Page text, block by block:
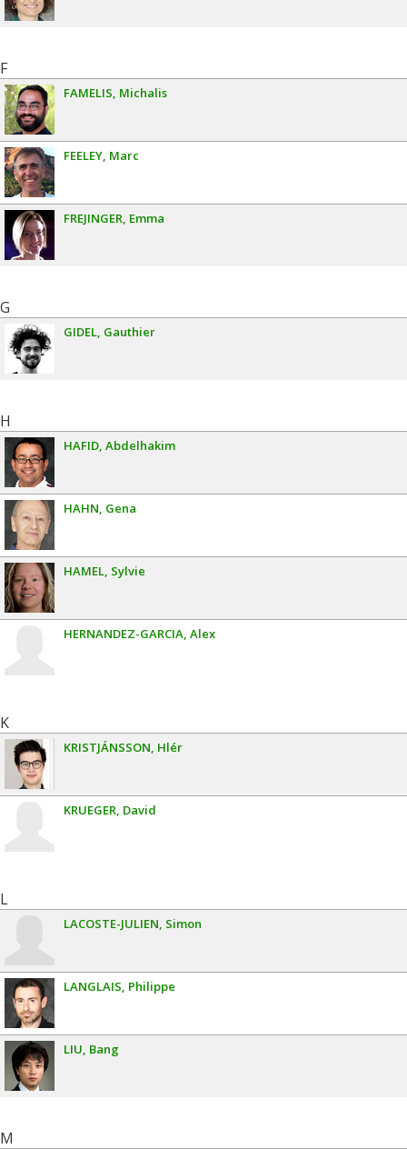
F
FAMELIS Michalis
FEELEY Marc
FREJINGER Emma
G
GIDEL Gauthier
H
HAFID Abdelhakim
HAHN Gena
HAMEL Sylvie
HERNANDEZ-GARCIA Alex
K
KRISTJÁNSSON Hlér
KRUEGER David
L
LACOSTE-JULIEN Simon
LANGLAIS Philippe
LIU Bang
M